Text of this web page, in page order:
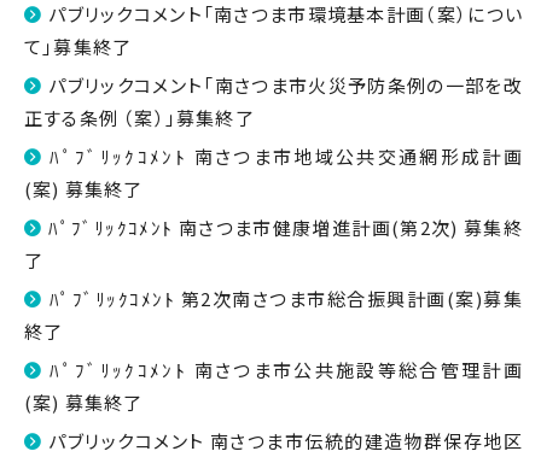
パブリックコメント「南さつま市環境基本計画（案）につい
て」募集終了
パブリックコメント「南さつま市火災予防条例の一部を改
正する条例 （案）」募集終了
ﾊﾟﾌﾞﾘｯｸｺﾒﾝﾄ 南さつま市地域公共交通網形成計画
(案) 募集終了
ﾊﾟﾌﾞﾘｯｸｺﾒﾝﾄ 南さつま市健康増進計画(第2次) 募集終
了
ﾊﾟﾌﾞﾘｯｸｺﾒﾝﾄ 第2次南さつま市総合振興計画(案)募集
終了
ﾊﾟﾌﾞﾘｯｸｺﾒﾝﾄ 南さつま市公共施設等総合管理計画
(案) 募集終了
パブリックコメント 南さつま市伝統的建造物群保存地区